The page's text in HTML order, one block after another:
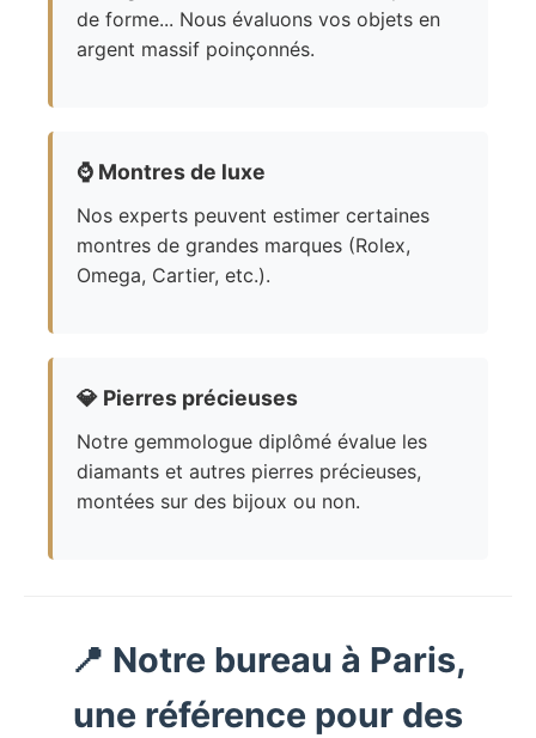
de forme... Nous évaluons vos objets en
argent massif poinçonnés.
⌚ Montres de luxe
Nos experts peuvent estimer certaines
montres de grandes marques (Rolex,
Omega, Cartier, etc.).
💎 Pierres précieuses
Notre gemmologue diplômé évalue les
diamants et autres pierres précieuses,
montées sur des bijoux ou non.
📍 Notre bureau à Paris,
une référence pour des